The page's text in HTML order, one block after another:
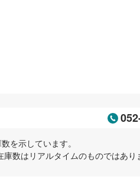
を示しています。
数はリアルタイムのものではあ